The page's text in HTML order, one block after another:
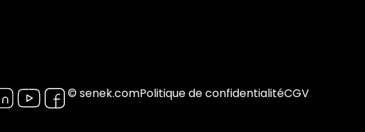
© senek.comPolitique de confidentialitéCGV